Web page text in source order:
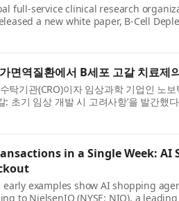
full-service clinical research
a new white paper, B-Cell
Development, providing
면역질환에서 B세포 고갈 치료제
탁기관(CRO)이자 임상과학 기업인 노
초기 임상 개발 시 고려사항’을 발간했
영향을 미치는 과학적, 임상적, 운...
in a Single Week: AI
examples show AI shopping
to NielsenIQ (NYSE: NIQ), a